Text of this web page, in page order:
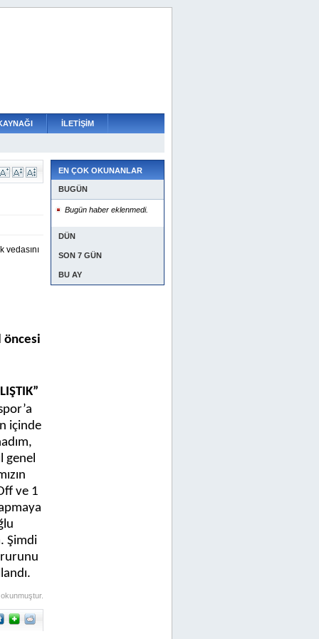
İLETİŞİM
vedasını
öncesi
içinde
genel
ve 1
Şimdi
EN ÇOK OKUNANLAR
BUGÜN
Bugün haber eklenmedi.
DÜN
SON 7 GÜN
BU AY